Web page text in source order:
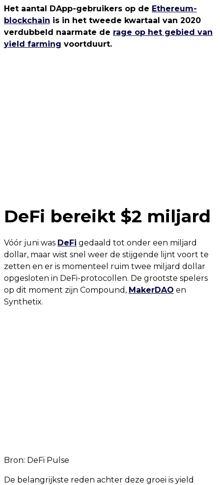
Het aantal DApp-gebruikers op de Ethereum-
blockchain is in het tweede kwartaal van 2020
verdubbeld naarmate de rage op het gebied van
yield farming voortduurt.
DeFi bereikt $2 miljard
Vóór juni was DeFi gedaald tot onder een miljard
dollar, maar wist snel weer de stijgende lijnt voort te
zetten en er is momenteel ruim twee miljard dollar
opgesloten in DeFi-protocollen. De grootste spelers
op dit moment zijn Compound, MakerDAO en
Synthetix.
Bron: DeFi Pulse
De belangrijkste reden achter deze groei is yield